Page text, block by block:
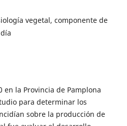
vegetal, componente de
en la Provincia de Pamplona
para determinar los
sobre la producción de